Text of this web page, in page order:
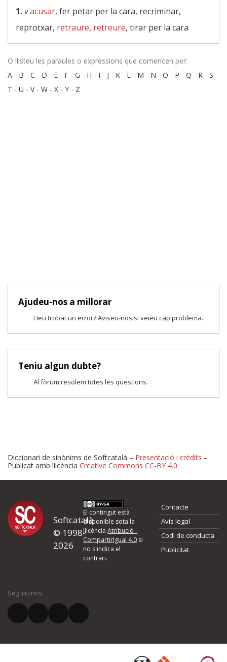
1.vacusar, fer petar per la cara, recriminar,
reprotxar, retraure, retreure, tirar per la cara
O llisteu les paraules o expressions que comencen per:
A - B - C - D - E - F - G - H - I - J - K - L - M - N - O - P - Q - R - S -
T - U - V- W - X - Y - Z
Ajudeu-nos a millorar
Heu trobat un error? Aviseu-nos si veieu cap problema.
Teniu algun dubte?
Al fòrum resolem totes les qüestions.
Proposeu-nos millores o
d'errors
Si heu trobat un error o voleu proposar alguna millora, ompliu els
quina és la millora que proposeu o l'error del qual voleu informar-
El vostre correu electrònic *
Diccionari de sinònims de Softcatalà – Presentació i crèdits –
Publicat amb llicència Creative Commons CC-BY 4.0
Softcatalà
© 1998-
2026
El contingut està
disponible sota la
llicènciaAtribució -
CompartirIgual 4.0 si
no s'indica el
contrari.
Contacte
Avís legal
Codi de conducta
Publicitat
Seguiu-nos